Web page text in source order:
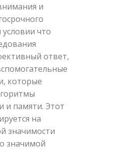
и
что
ответ,
которые
и памяти. Этот
на
значимости
значимой